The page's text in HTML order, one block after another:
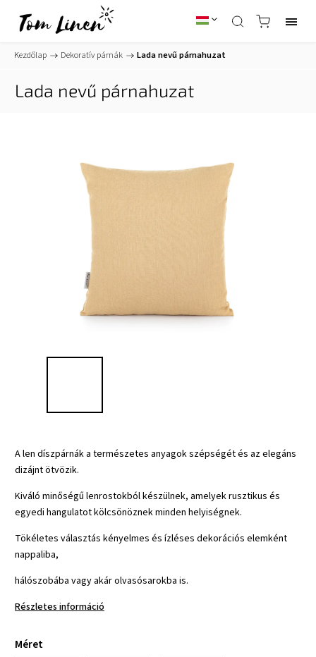
Kezdőlap / Dekoratív párnák / Lada nevű párnahuzat
Lada nevű párnahuzat
A len díszpárnák a természetes anyagok szépségét és az elegáns
dizájnt ötvözik.
Kiváló minőségű lenrostokból készülnek, amelyek rusztikus és
egyedi hangulatot kölcsönöznek minden helyiségnek.
Tökéletes választás kényelmes és ízléses dekorációs elemként
nappaliba,
hálószobába vagy akár olvasósarokba is.
Részletes információ
Méret